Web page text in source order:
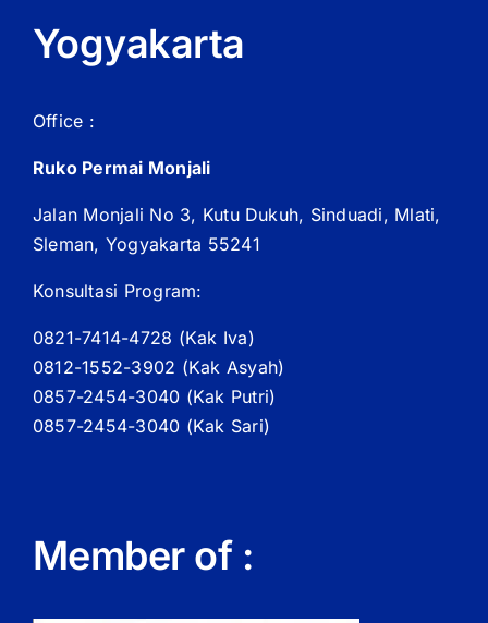
Yogyakarta
Office :
Ruko Permai Monjali
Jalan Monjali No 3, Kutu Dukuh, Sinduadi, Mlati,
Sleman, Yogyakarta 55241
Konsultasi Program:
0821-7414-4728 (Kak Iva)
0812-1552-3902 (Kak Asyah)
0857-2454-3040 (Kak Putri)
0857-2454-3040 (Kak Sari)
Member of :